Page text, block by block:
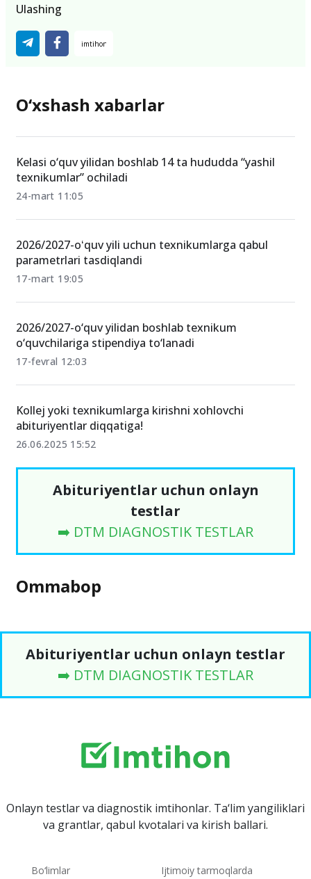
Ulashing
O‘xshash xabarlar
Kelasi o‘quv yilidan boshlab 14 ta hududda “yashil
texnikumlar” ochiladi
24-mart 11:05
2026/2027-oʻquv yili uchun texnikumlarga qabul
parametrlari tasdiqlandi
17-mart 19:05
2026/2027-o‘quv yilidan boshlab texnikum
o‘quvchilariga stipendiya to‘lanadi
17-fevral 12:03
Kollej yoki texnikumlarga kirishni xohlovchi
abituriyentlar diqqatiga!
26.06.2025 15:52
Abituriyentlar uchun onlayn
testlar
➡️ DTM DIAGNOSTIK TESTLAR
Ommabop
Abituriyentlar uchun onlayn testlar
➡️ DTM DIAGNOSTIK TESTLAR
Onlayn testlar va diagnostik imtihonlar. Ta‘lim yangiliklari
va grantlar, qabul kvotalari va kirish ballari.
Bo‘limlar Ijtimoiy tarmoqlarda